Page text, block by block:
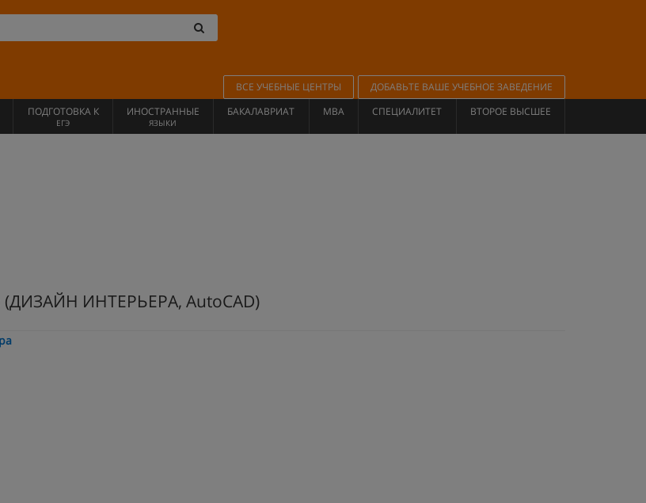
ВСЕ УЧЕБНЫЕ ЦЕНТРЫ
ДОБАВЬТЕ ВАШЕ УЧЕБНОЕ ЗАВЕДЕНИЕ
ПОДГОТОВКА К
ЕГЭ
ИНОСТРАННЫЕ
ЯЗЫКИ
БАКАЛАВРИАТ MBA СПЕЦИАЛИТЕТ ВТОРОЕ ВЫСШЕЕ
(ДИЗАЙН ИНТЕРЬЕРА, AutoCAD)